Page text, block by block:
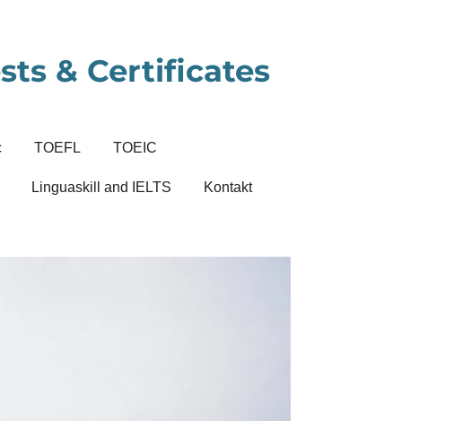
& Certificates
TOEFL TOEIC
Linguaskill and IELTS Kontakt